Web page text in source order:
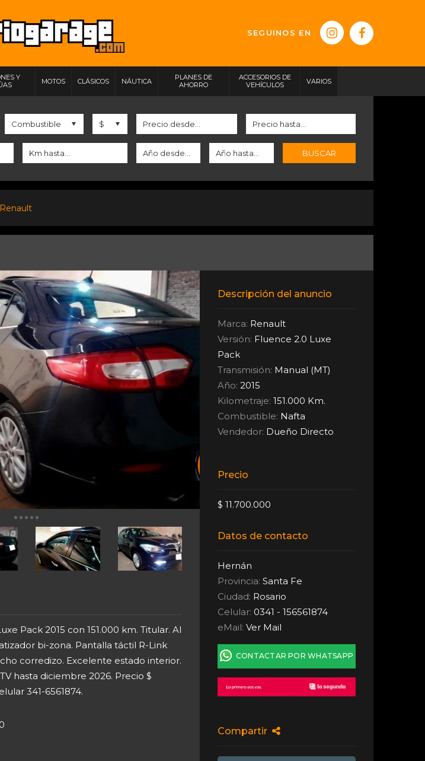
SEGUINOS EN
Y
MOTOS CLÁSICOS NÁUTICA
PLANES DE
AHORRO
ACCESORIOS DE
VEHÍCULOS
VARIOS
BUSCAR
Renault
Pack 2015 con 151.000 km. Titular. Al
bi-zona. Pantalla táctil R-Link
corredizo. Excelente estado interior.
hasta diciembre 2026. Precio $
341-6561874.
Descripción del anuncio
Marca: Renault
Versión: Fluence 2.0 Luxe
Pack
Transmisión: Manual (MT)
Año: 2015
Kilometraje: 151.000 Km.
Combustible: Nafta
Vendedor: Dueño Directo
Precio
$ 11.700.000
Datos de contacto
Hernán
Provincia:Santa Fe
Ciudad: Rosario
Celular: 0341 - 156561874
eMail:Ver Mail
CONTACTAR POR WHATSAPP
Compartir